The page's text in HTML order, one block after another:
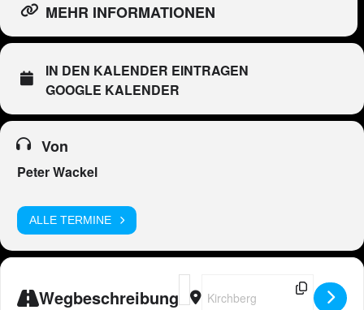
MEHR INFORMATIONEN
IN DEN KALENDER EINTRAGEN
GOOGLE KALENDER
Von
Peter Wackel
ALLE TERMINE
Wegbeschreibung
Address - Peter Wackel LIVE in
Destination Address - Peter